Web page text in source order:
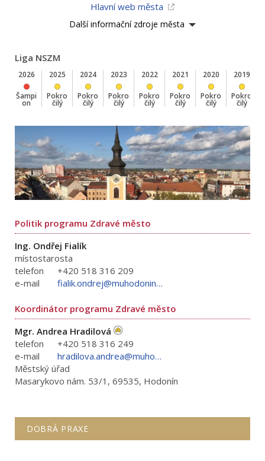
Hlavní web města
Další informační zdroje města
Liga NSZM
2026
Šampi
on
2025
Pokro
čilý
2024
Pokro
čilý
2023
Pokro
čilý
2022
Pokro
čilý
2021
Pokro
čilý
2020
Pokro
čilý
2019
Pokro
čilý
Politik programu Zdravé město
Ing. Ondřej Fialík
místostarosta
telefon
+420 518 316 209
e-mail
fialik.ondrej@muhodonin.cz
Koordinátor programu Zdravé město
Mgr. Andrea Hradilová
telefon
+420 518 316 249
e-mail
hradilova.andrea@muhodonin.cz
Městský úřad
Masarykovo nám. 53/1, 69535, Hodonín
DOBRÁ PRAXE